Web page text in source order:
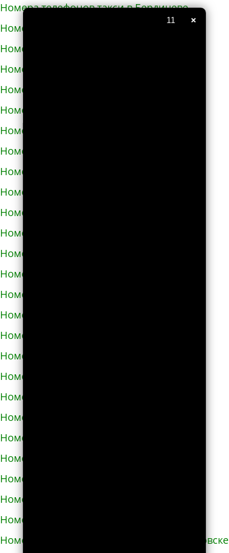
Номера телефонов такси в Бердичеве
Номера телефонов такси в Бердянске
Номера телефонов такси в Берегово
Номера телефонов такси в Бережанах
Номера телефонов такси в Березани
Номера телефонов такси в Бершади
Номера телефонов такси в Бобровице
Номера телефонов такси в Богодухове
Номера телефонов такси в Богуславе
Номера телефонов такси в Болграде
Номера телефонов такси в Болехове
Номера телефонов такси в Борзне
Номера телефонов такси в Бориславе
Номера телефонов такси в Борисполе
Номера телефонов такси в Бородянке
Номера телефонов такси в Борщёве
Номера телефонов такси в Боярке
Номера телефонов такси в Броварах
Номера телефонов такси в Бродах
Номера телефонов такси в Бурштыне
Номера телефонов такси в Буче
Номера телефонов такси в Бучаче
Номера телефонов такси в Вараше
Номера телефонов такси в Васильевке
Номера телефонов такси в Василькове
Номера телефонов такси в Ватутино
Номера телефонов такси в Верхнеднепровске
×
10